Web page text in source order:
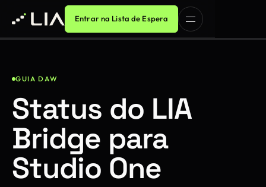
Entrar na Lista de Espera
GUIA DAW
Status do LIA
Bridge para
Studio One